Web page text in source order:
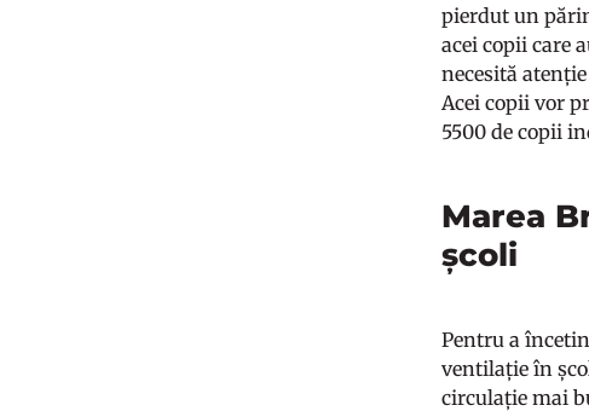
pierdut un
acei copii care
necesită
Acei copii vor
5500 de copii
Marea
școli
Pentru a
ventilație în
circulație mai